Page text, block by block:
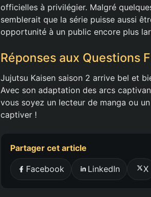
officielles à privilégier. Malgré
semblerait que la série puisse aussi
opportunité à un public encore plus
Réponses aux Questions
Jujutsu Kaisen saison 2 arrive bel et
Avec son adaptation des arcs
vous soyez un lecteur de manga ou
captiver !
Partager cet article
Facebook LinkedIn X